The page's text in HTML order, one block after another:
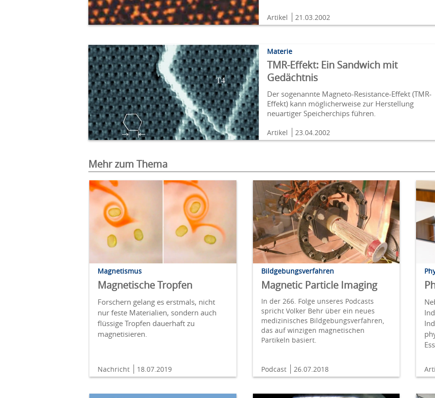
Artikel 21.03.2002
Materie
TMR-Effekt: Ein Sandwich mit
Gedächtnis
Der sogenannte Magneto-Resistance-Effekt (TMR-
Effekt) kann möglicherweise zur Herstellung
neuartiger Speicherchips führen.
Artikel 23.04.2002
Mehr zum Thema
Magnetismus
Magnetische Tropfen
Forschern gelang es erstmals, nicht
nur feste Materialien, sondern auch
flüssige Tropfen dauerhaft zu
magnetisieren.
Nachricht 18.07.2019
Bildgebungsverfahren
Magnetic Particle Imaging
In der 266. Folge unseres Podcasts
spricht Volker Behr über ein neues
medizinisches Bildgebungsverfahren,
das auf winzigen magnetischen
Partikeln basiert.
Podcast 26.07.2018